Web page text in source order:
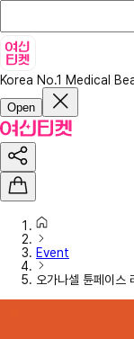
Korea No.1 Medical
Open
Event
오가나셀 튠페이스